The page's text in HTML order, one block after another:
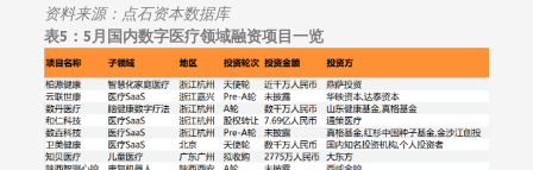
资料来源：点石资本数据库
表5：5月国内数字医疗领域融资项目一览